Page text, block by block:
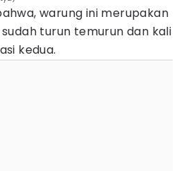
warung ini merupakan
turun temurun dan kali
kedua.